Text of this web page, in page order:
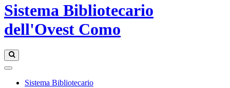
Sistema Bibliotecario
dell'Ovest Como
Sistema Bibliotecario